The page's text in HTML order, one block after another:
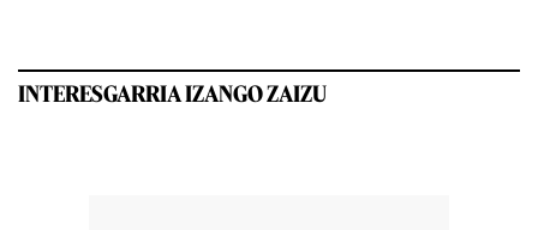
INTERESGARRIA IZANGO ZAIZU